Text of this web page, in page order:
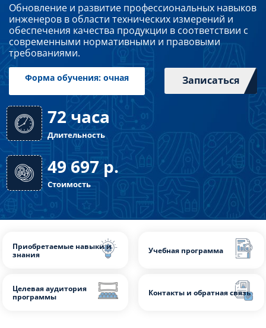
НИОКР
Обновление и развитие профессиональных навыков
инженеров в области технических измерений и
обеспечения качества продукции в соответствии с
современными нормативными и правовыми
требованиями.
Форма обучения: очная
Записаться
72 часа
49 697